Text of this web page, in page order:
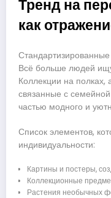
Тренд на
как
Всё больше людей
Коллекции на полках,
связанные с
частью модного и
Список элементов,
индивидуальности:
Картины и постеры,
Коллекционные
Растения необычных